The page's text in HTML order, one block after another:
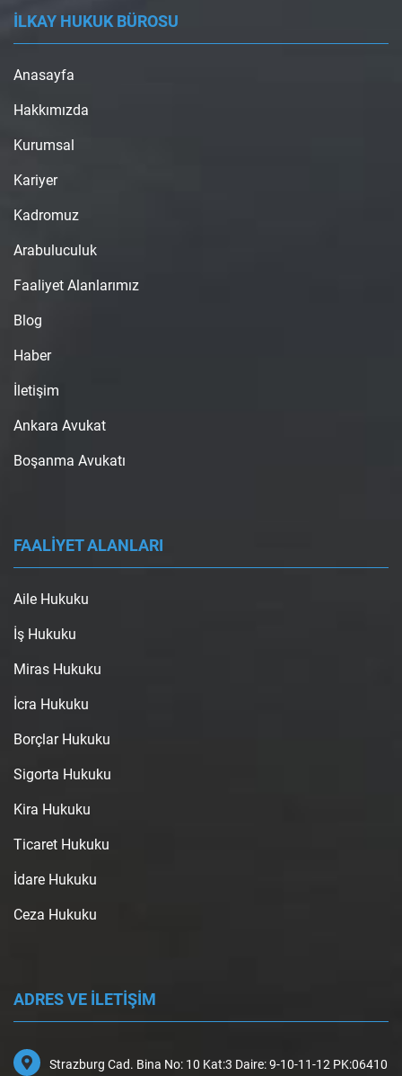
İLKAY HUKUK BÜROSU
Anasayfa
Hakkımızda
Kurumsal
Kariyer
Kadromuz
Arabuluculuk
Faaliyet Alanlarımız
Blog
Haber
İletişim
Ankara Avukat
Boşanma Avukatı
FAALİYET ALANLARI
Aile Hukuku
İş Hukuku
Miras Hukuku
İcra Hukuku
Borçlar Hukuku
Sigorta Hukuku
Kira Hukuku
Ticaret Hukuku
İdare Hukuku
Ceza Hukuku
ADRES VE İLETİŞİM
Strazburg Cad. Bina No: 10 Kat:3 Daire: 9-10-11-12 PK:06410